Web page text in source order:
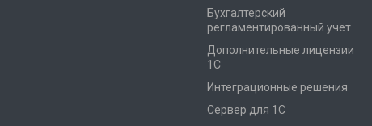
Бухгалтерский
регламентированный учёт
Дополнительные лицензии
1С
Интеграционные решения
Сервер для 1С